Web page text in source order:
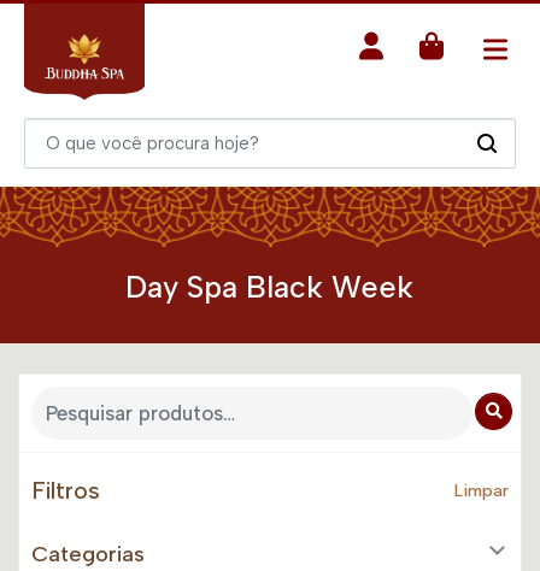
Day Spa Black Week
Filtros Limpar
Categorias